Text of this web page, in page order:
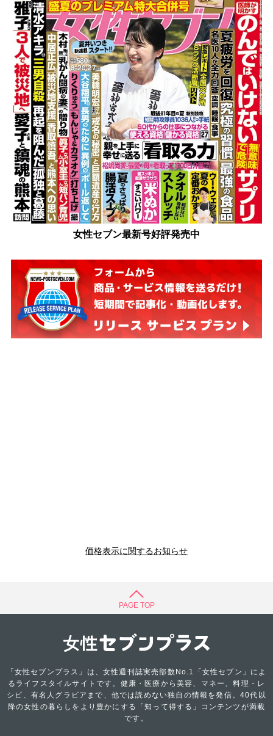
女性セブン最新号好評発売中
価格表示に関するお知らせ
PAGE TOP
「女性セブンプラス」は、女性週刊誌実売部数No.1「女性セブン」によ
るライフスタイルサイトです。健康・医療から美容、マネー、料理・レ
シピ、有名人グラビアまで、他では読めない独自の情報を発信。40代以
降の女性の暮らしをより豊かにする「知って得する」コンテンツが満載
です。